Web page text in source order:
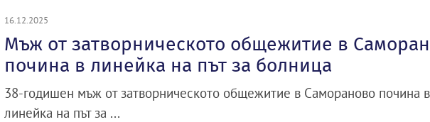
16.12.2025
Мъж от затворническото общежитие в
почина в линейка на път за болница
38-годишен мъж от затворническото общежитие в Самораново почина в
линейка на път за ...